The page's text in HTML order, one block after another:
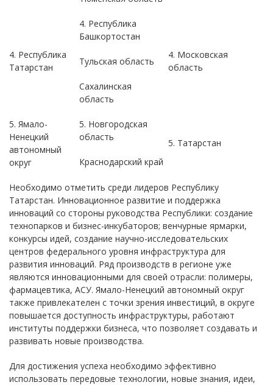
4. Республика
Татарстан
4. Республика
Башкортостан
Тульская область
Сахалинская
область
4. Московская
область
5. Ямало-
Ненецкий
автономный
округ
5. Новгородская
область
Краснодарский край
5. Татарстан
Необходимо отметить среди лидеров Республику
Татарстан. Инновационное развитие и поддержка
инноваций со стороны руководства Республики: создание
технопарков и бизнес-инкубаторов; венчурные ярмарки,
конкурсы идей, создание научно-исследовательских
центров федерального уровня инфраструктура для
развития инноваций. Ряд производств в регионе уже
являются инновационными для своей отрасли: полимеры,
фармацевтика, АСУ. Ямало-Ненецкий автономный округ
также привлекателен с точки зрения инвестиций, в округе
повышается доступность инфраструктуры, работают
институты поддержки бизнеса, что позволяет создавать и
развивать новые производства.
Для достижения успеха необходимо эффективно
использовать передовые технологии, новые знания, идеи,